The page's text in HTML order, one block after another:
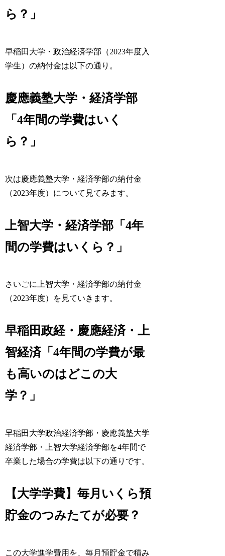
ら？」
早稲田大学・政治経済学部（2023年度入
学生）の納付金は以下の通り。
慶應義塾大学・経済学部
「4年間の学費はいく
ら？」
次は慶應義塾大学・経済学部の納付金
（2023年度）について見てみます。
上智大学・経済学部「4年
間の学費はいくら？」
さいごに上智大学・経済学部の納付金
（2023年度）を見ていきます。
早稲田政経・慶應経済・上
智経済「4年間の学費が最
も高いのはどこの大
学？」
早稲田大学政治経済学部・慶應義塾大学
経済学部・上智大学経済学部を4年間で
卒業した場合の学費は以下の通りです。
【大学学費】毎月いくら預
貯金のつみたてが必要？
この大学進学費用を、毎月預貯金で積み